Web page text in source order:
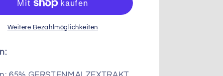
2
kg
Weitere Bezahlmöglichkeiten